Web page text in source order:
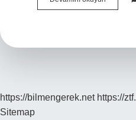
Plus
https://bilmengerek.net https://
Sitemap